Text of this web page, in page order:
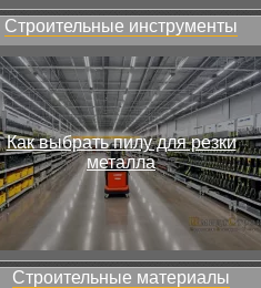
Строительные инструменты
Как выбрать пилу для резки
металла
Строительные материалы